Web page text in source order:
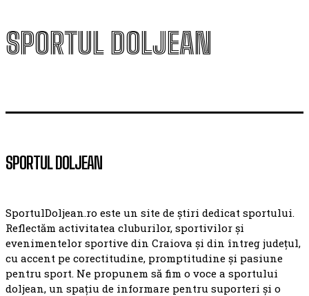
SPORTUL DOLJEAN
SPORTUL DOLJEAN
SportulDoljean.ro este un site de știri dedicat sportului.
Reflectăm activitatea cluburilor, sportivilor și
evenimentelor sportive din Craiova și din întreg județul,
cu accent pe corectitudine, promptitudine și pasiune
pentru sport. Ne propunem să fim o voce a sportului
doljean, un spațiu de informare pentru suporteri și o